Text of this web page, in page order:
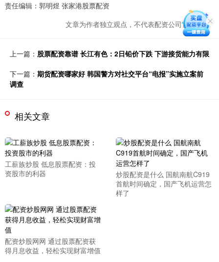
责任编辑：郭明煜 张家港股票配资
文章为作者独立观点，不代表配资公司官网观点
上一篇： 股票配资靠谱 长江有色：2日铅价下跌 下游接货能力有限
下一篇： 期货配资哪家好 韩国警方对社交平台“电报”实施立案前
调查
相关文章
工薪族炒股 低息股票配资：投
资股市的利器
炒股配资是什么 国航南航C919
首航时间确定，国产飞机运营怎
样了
配资炒股网网 通过股票配资获
得月息收益，轻松实现财富增值